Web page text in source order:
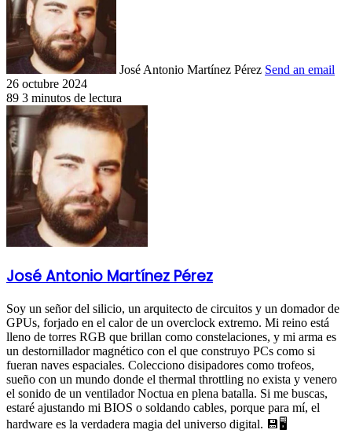
José Antonio Martínez Pérez Send an email
26 octubre 2024
89 3 minutos de lectura
José Antonio Martínez Pérez
Soy un señor del silicio, un arquitecto de circuitos y un domador de
GPUs, forjado en el calor de un overclock extremo. Mi reino está
lleno de torres RGB que brillan como constelaciones, y mi arma es
un destornillador magnético con el que construyo PCs como si
fueran naves espaciales. Colecciono disipadores como trofeos,
sueño con un mundo donde el thermal throttling no exista y venero
el sonido de un ventilador Noctua en plena batalla. Si me buscas,
estaré ajustando mi BIOS o soldando cables, porque para mí, el
hardware es la verdadera magia del universo digital. 💾🖥️